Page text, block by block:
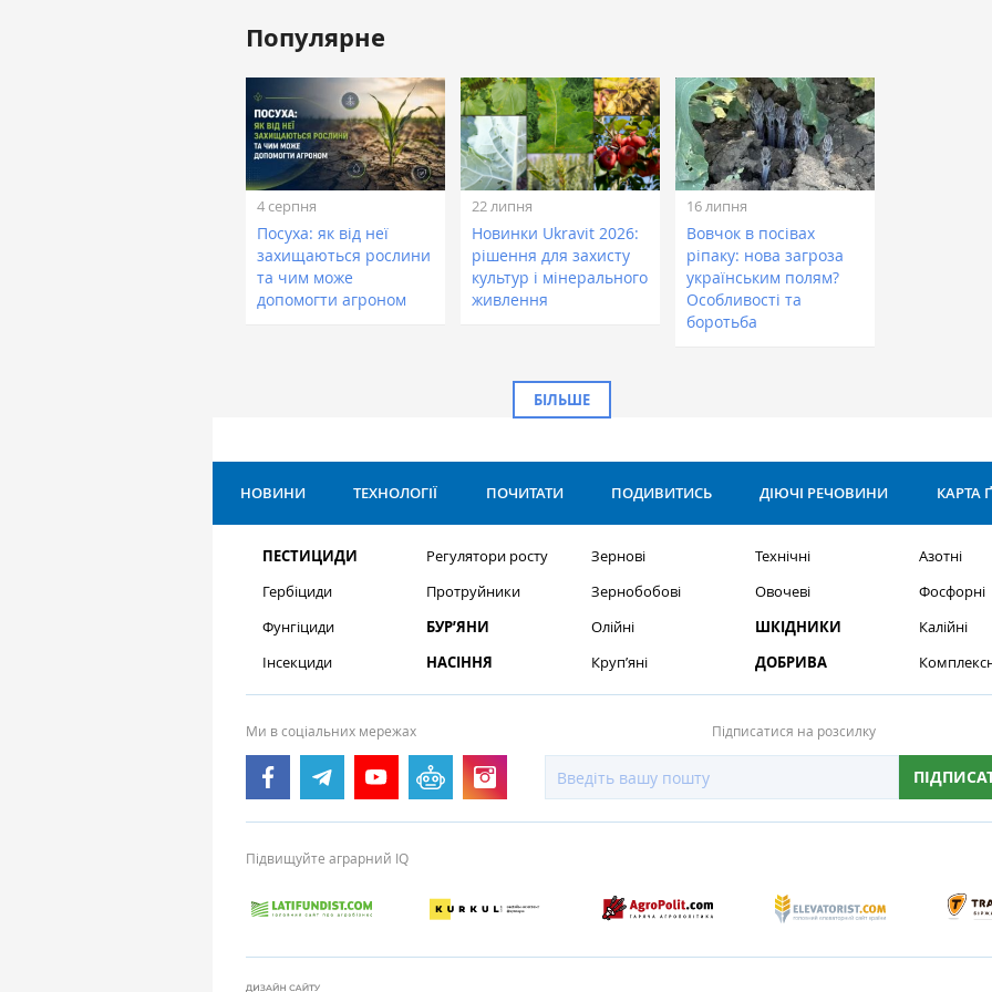
Популярне
4 серпня
Посуха: як від неї
захищаються рослини
та чим може
допомогти агроном
22 липня
Новинки Ukravit 2026:
рішення для захисту
культур і мінерального
живлення
16 липня
Вовчок в посівах
ріпаку: нова загроза
українським полям?
Особливості та
боротьба
БІЛЬШЕ
НОВИНИ ТЕХНОЛОГІЇ ПОЧИТАТИ ПОДИВИТИСЬ ДІЮЧІ РЕЧОВИНИ КАРТА
ПЕСТИЦИДИ
Гербіциди
Фунгіциди
Інсекциди
Регулятори росту
Протруйники
БУР’ЯНИ
НАСІННЯ
Зернові
Зернобобові
Олійні
Круп’яні
Технічні
Овочеві
ШКІДНИКИ
ДОБРИВА
Азотні
Фосфорні
Калійні
Ми в соціальних мережах Підписатися на розсилку
Підвищуйте аграрний IQ